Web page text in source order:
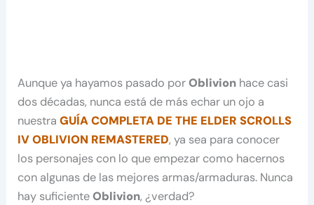
Aunque ya hayamos pasado porOblivion hace casi
dos décadas, nunca está de más echar un ojo a
nuestraGUÍA COMPLETA DE THE ELDER SCROLLS
IV OBLIVION REMASTERED, ya sea para conocer
los personajes con lo que empezar como hacernos
con algunas de las mejores armas/armaduras. Nunca
hay suficienteOblivion, ¿verdad?